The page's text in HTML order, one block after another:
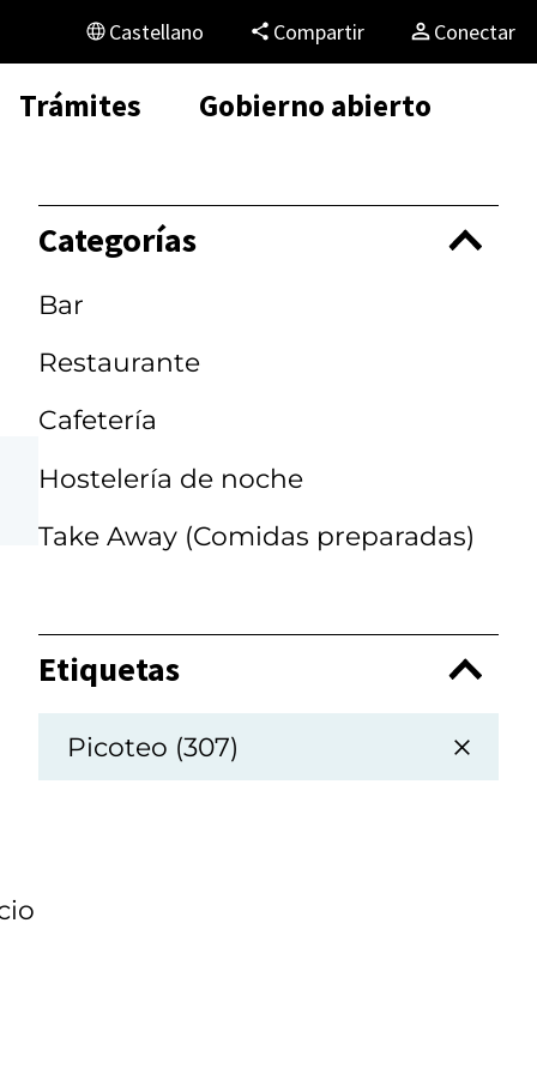
Castellano Compartir Conectar
Trámites Gobierno abierto
Categorías
Bar
Restaurante
Cafetería
Hostelería de noche
Take Away (Comidas preparadas)
Etiquetas
Picoteo (307)